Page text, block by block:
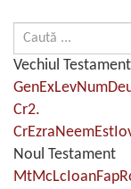
Vechiul Testament
GenExLevNum
Cr2.
CrEzraNeemEst
Noul Testament
MtMcLcIoanFap